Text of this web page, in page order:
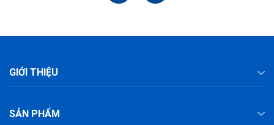
GIỚI THIỆU
SẢN PHẨM